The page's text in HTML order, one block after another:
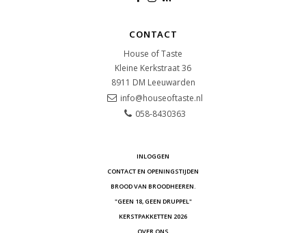
CONTACT
House of Taste
Kleine Kerkstraat 36
8911 DM Leeuwarden
info@houseoftaste.nl
058-8430363
INLOGGEN
CONTACT EN OPENINGSTIJDEN
BROOD VAN BROODHEEREN.
"GEEN 18, GEEN DRUPPEL"
KERSTPAKKETTEN 2026